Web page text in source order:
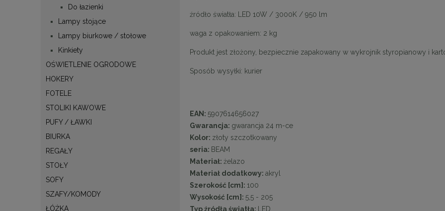
Do łazienki
Lampy stojące
Lampy biurkowe / stołowe
Kinkiety
OŚWIETLENIE OGRODOWE
HOKERY
FOTELE
STOLIKI KAWOWE
PUFY / ŁAWKI
BIURKA
REGAŁY
STOŁY
SOFY
SZAFY/KOMODY
ŁÓŻKA
źródło światła: LED 10W / 3000K / 950 lm
waga z opakowaniem: 2 kg
Produkt jest złożony, bezpiecznie zapakowany w wykrojnik styropianowy i
Sposób wysyłki: kurier
EAN: 5907614656027
Gwarancja: gwarancja 24 m-ce
Kolor: złoty szczotkowany
seria: BEAM
Materiał: żelazo
Materiał dodatkowy: akryl
Szerokość [cm]: 100
Wysokość [cm]: 5,5 - 205
Typ źródła światła:
LED